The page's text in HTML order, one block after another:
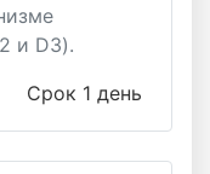
и D3).
Срок 1 день